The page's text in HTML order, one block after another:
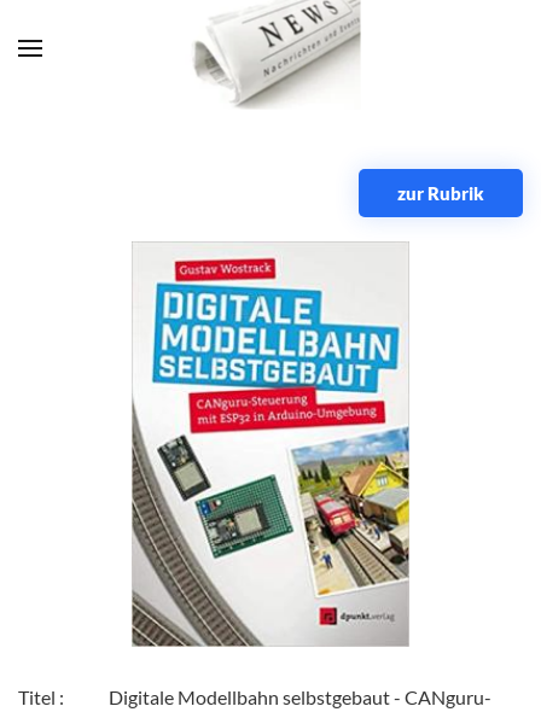
Zum Hauptinhalt springen
zur Rubrik
Titel :
Digitale Modellbahn selbstgebaut - CANguru-